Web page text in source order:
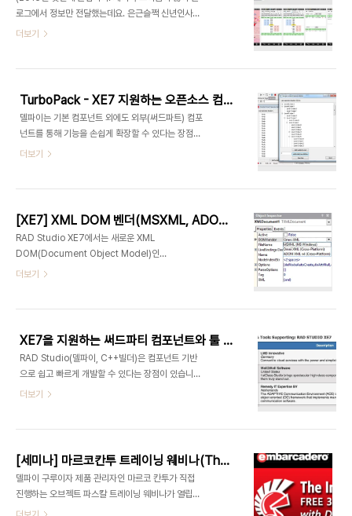
니다.(변경된 소스 적용은 프로젝트에 수정한 파일을
추가해서 간단히 해결할 수 있네요.)
로그에서 정보만 전달했는데요. 은근슬쩍 신년인사
드립니다. 블로그에 오시는 분들과 델파이, C++빌
해외선물 모의투자 HTS 시스템) 앱을 소개합니다.
이 앱은 델파이 XE7으로 개발되어 안드로이드 마켓
에 공개되었습니다. 아래 링크 방문하셔서 다들 다운
로드 한번 받아주세요.(이런말은 본인이하기 어려우
니 제가 대신 해드립니
id=com.plus.FuturePlus HTS 시스템의 경우
더보기
TurboPack - XE7 지원하는 오픈소스 컴포넌트
델파이는 기본 컴포넌트 외에도 외부(써드파트) 컴포
넌트를 통해 기능을 손쉽게 확장할 수 있다는 장점이
있습니다.오늘은 외부 컴포넌트 중 오픈소스로 진행
으로 업그레이드된 오프소스 컴포넌트 들입니다.(버
전정보와 새로운 RTL을 적용했다고 합니다.)❑
Orpheus120여개 이상의 VCL 비주얼 컨트롤을
제공합니다. 특수 목정의 에디트, 그리드와 시계등을
제공합니다.(이미지참조:
december-turbopack-short-video.html)❑
더보기
[XE7] XML DOM 벤더(MSXML, ADOM, OmniXML) 설정하기
RAD Studio XE7에서는 새로운 XML
DOM(Document Object Model)인
OmniXML이 추가되어 현재 총 3가지의 XML
할 수 있도록 구조화하는 역할을 합니다.각 XML
DOM을 비교하면 아래와 같습니다.
(docwiki.embarcadero.com 참고)구현단위전
역 변수 값설명
MSXMLXml.Win.msxmldomSMSXMLWindows
빠름.크로스 플랫폼에서 XML DOM 벤더를 선택하
생.OmniXMLXml.omnixmldomsOmniXmlVendor
크로스 플랫..
더보기
XE7을 지원하는 써드파티 컴포넌트와 툴 목록(엠바카데로 제공)
RAD Studio(델파이, C++빌더)은 컴포넌트 기반
으로 쉽고 빠르게 개발할 수 있다는 장점이 있습니다.
기본 컴포넌트도 막강하지만 외부 컴포넌트(써드파
를 공급하는 벤더사들도 60여개 이상입니다. 엠바카
데로에서는 RAD Studio XE7을 지원하는 써드파
티 파트너의 컴포넌트와 툴을 잘 정리한 페이지가 있
어 소개해 드립니다. 해당 페이지에서 필요한 컴포넌
더보기
[세미나] 마르코칸투 트레이닝 웨비나(The Ins and Outs of Delphi’s Object Pascal) 안내
델파이 구루이자 제품 관리자인 마르코 칸투가 직접
진행하는 오브젝트 파스칼 트레이닝 웨비나가 열립
니다.이 웨비나는 2014년 12월 18일(현지시간 12